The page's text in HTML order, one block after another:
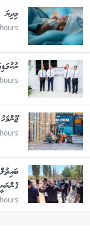
މިދިޔަ އަހަރު 5625
ޖޫންމަހު
ގެންނަނީ